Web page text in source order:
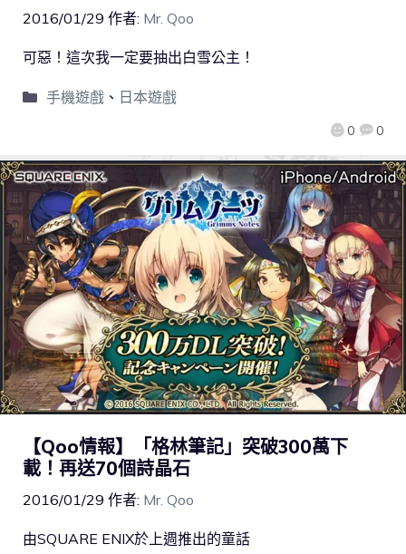
2016/01/29 作者: Mr. Qoo
0 0
可惡！這次我一定要抽出白雪公主！
手機遊戲、 日本遊戲
【Qoo情報】「格林筆記」突破300萬下
載！再送70個詩晶石
2016/01/29 作者: Mr. Qoo
由SQUARE ENIX於上週推出的童話